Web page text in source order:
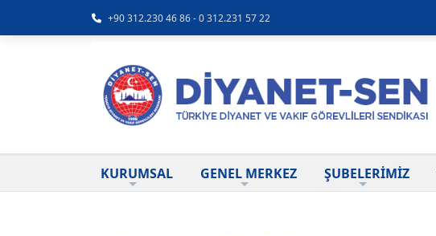
+90 312.230 46 86 - 0 312.231 57 22
KURUMSAL GENEL MERKEZ ŞUBELERİMİZ